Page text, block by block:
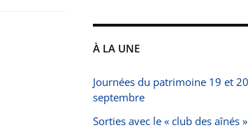
À LA UNE
Journées du patrimoine 19 et 20
septembre
Sorties avec le « club des aînés